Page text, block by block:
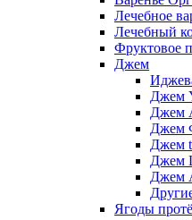
Лечебное
Лечебный
Фруктовое
Джем
Джем
Джем
Джем
Джем
Джем
Джем
Ягоды